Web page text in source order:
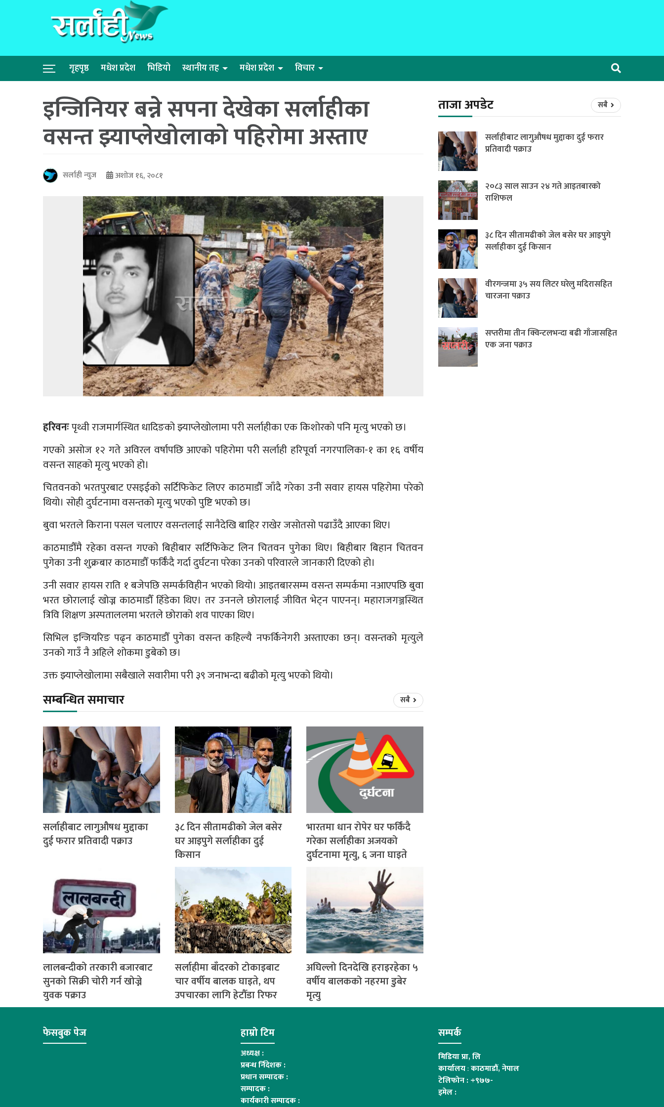
गृहपृष्ठ मधेश प्रदेश भिडियो स्थानीय तह मधेश प्रदेश विचार
इन्जिनियर बन्ने सपना देखेका सर्लाहीका
वसन्त झ्याप्लेखोलाको पहिरोमा अस्ताए
सर्लाही न्युज अशोज १६, २०८१
हरिवनःपृथ्वी राजमार्गस्थित धादिङको झ्याप्लेखोलामा परी सर्लाहीका एक किशोरको पनि मृत्यु भएको छ।
गएको असोज १२ गते अविरल वर्षापछि आएको पहिरोमा परी सर्लाही हरिपूर्वा नगरपालिका-१ का १६ वर्षीय
वसन्त साहको मृत्यु भएको हो।
चितवनको भरतपुरबाट एसइईको सर्टिफिकेट लिएर काठमाडौँ जाँदै गरेका उनी सवार हायस पहिरोमा परेको
थियो। सोही दुर्घटनामा वसन्तको मृत्यु भएको पुष्टि भएको छ।
बुवा भरतले किराना पसल चलाएर वसन्तलाई सानैदेखि बाहिर राखेर जसोतसो पढाउँदै आएका थिए।
काठमाडौँमै रहेका वसन्त गएको बिहीबार सर्टिफिकेट लिन चितवन पुगेका थिए। बिहीबार बिहान चितवन
पुगेका उनी शुक्रबार काठमाडौँ फर्किँदै गर्दा दुर्घटना परेका उनको परिवारले जानकारी दिएको हो।
उनी सवार हायस राति १ बजेपछि सम्पर्कविहीन भएको थियो। आइतबारसम्म वसन्त सम्पर्कमा नआएपछि बुवा
भरत छोरालाई खोज्न काठमाडौँ हिँडेका थिए। तर उननले छोरालाई जीवित भेट्न पाएनन्। महाराजगञ्जस्थित
त्रिवि शिक्षण अस्पताललमा भरतले छोराको शव पाएका थिए।
सिभिल इन्जियरिङ पढ्न काठमाडौँ पुगेका वसन्त कहिल्यै नफर्किनेगरी अस्ताएका छन्। वसन्तको मृत्युले
उनको गाउँ नै अहिले शोकमा डुबेको छ।
उक्त झ्याप्लेखोलामा सबैखाले सवारीमा परी ३९ जनाभन्दा बढीको मृत्यु भएको थियो।
सम्बन्धित समाचार सबै
सर्लाहीबाट लागुऔषध मुद्दाका
दुई फरार प्रतिवादी पक्राउ
३८ दिन सीतामढीको जेल बसेर
घर आइपुगे सर्लाहीका दुई
किसान
भारतमा धान रोपेर घर फर्किंदै
गरेका सर्लाहीका अजयको
दुर्घटनामा मृत्यु, ६ जना घाइते
लालबन्दीको तरकारी बजारबाट
सुनको सिक्री चोरी गर्न खोज्ने
युवक पक्राउ
सर्लाहीमा बाँदरको टोकाइबाट
चार वर्षीय बालक घाइते, थप
उपचारका लागि हेटौँडा रिफर
अघिल्लो दिनदेखि हराइरहेका ५
वर्षीय बालकको नहरमा डुबेर
मृत्यु
ताजा अपडेट सबै
सर्लाहीबाट लागुऔषध मुद्दाका दुई फरार
प्रतिवादी पक्राउ
२०८३ साल साउन २४ गते आइतबारको
राशिफल
३८ दिन सीतामढीको जेल बसेर घर आइपुगे
सर्लाहीका दुई किसान
वीरगन्जमा ३५ सय लिटर घरेलु मदिरासहित
चारजना पक्राउ
सप्तरीमा तीन क्विन्टलभन्दा बढी गाँजासहित
एक जना पक्राउ
फेसबुक पेज हाम्रो टिम
अध्यक्ष :
प्रबन्ध र्निदेशक :
प्रधान सम्पादक :
सम्पादक :
कार्यकारी सम्पादक :
सम्पर्क
मिडिया प्रा, लि
कार्यालय:काठमाडौं, नेपाल
टेलिफोन : +९७७-
इमेल :